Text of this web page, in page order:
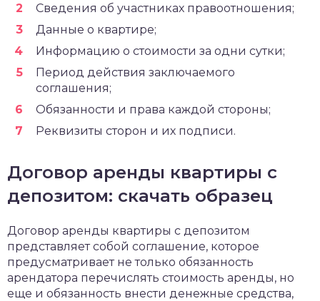
Сведения об участниках правоотношения;
Данные о квартире;
Информацию о стоимости за одни сутки;
Период действия заключаемого
соглашения;
Обязанности и права каждой стороны;
Реквизиты сторон и их подписи.
Договор аренды квартиры с
депозитом: скачать образец
Договор аренды квартиры с депозитом
представляет собой соглашение, которое
предусматривает не только обязанность
арендатора перечислять стоимость аренды, но
еще и обязанность внести денежные средства,